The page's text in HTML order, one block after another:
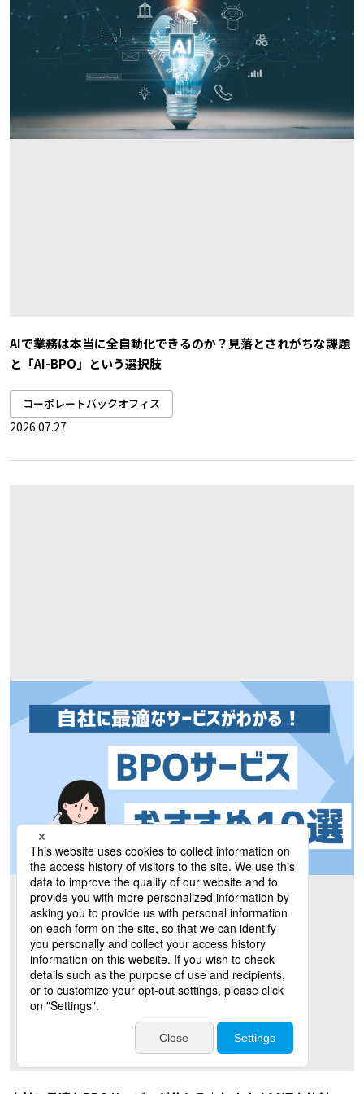
AIで業務は本当に全自動化できるのか？見落とされがちな課題
と「AI-BPO」という選択肢
コーポレートバックオフィス
2026.07.27